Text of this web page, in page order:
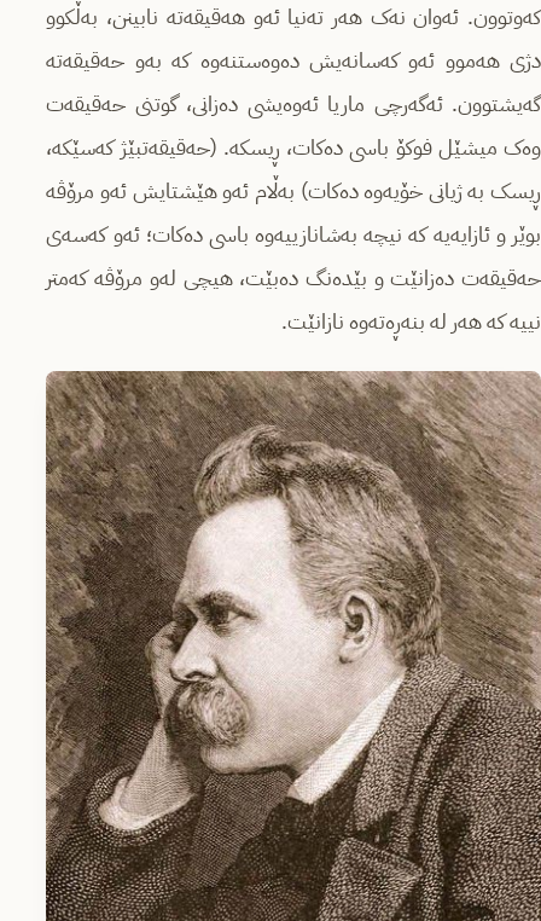
کەوتوون. ئەوان نەک هەر تەنیا ئەو هەقیقەتە نابینن، بەڵکوو
دژی هەموو ئەو کەسانەیش دەوەستنەوە کە بەو حەقیقەتە
گەیشتوون. ئەگەرچی ماریا ئەوەیشی دەزانی، گوتنی حەقیقەت
وەک میشێل فوکۆ باسی دەکات، ڕیسکە. (حەقیقەتبێژ کەسێکە،
ڕیسک بە ژیانی خۆیەوە دەکات) بەڵام ئەو هێشتایش ئەو مرۆڤە
بوێر و ئازایەیە کە نیچە بەشانازییەوە باسی دەکات؛ ئەو کەسەی
حەقیقەت دەزانێت و بێدەنگ دەبێت، هیچی لەو مرۆڤە کەمتر
نییە کە هەر لە بنەڕەتەوە نازانێت.